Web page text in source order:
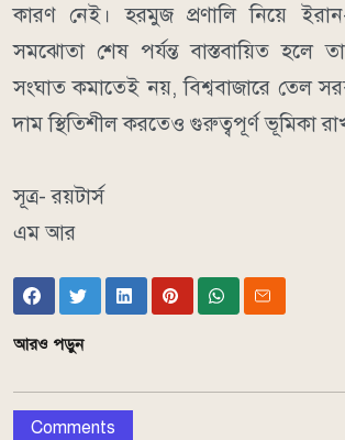
কারণ নেই।হরমুজ প্রণালি নিয়ে
সমঝোতা শেষ পর্যন্ত বাস্তবায়িত হলে
সংঘাত কমাতেই নয়, বিশ্ববাজারে তেল
দাম স্থিতিশীল করতেও গুরুত্বপূর্ণ ভূমিকা
সূত্র- রয়টার্স
এম আর
আরও পড়ুন
Comments